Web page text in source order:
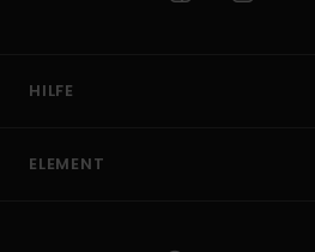
HILFE
ELEMENT